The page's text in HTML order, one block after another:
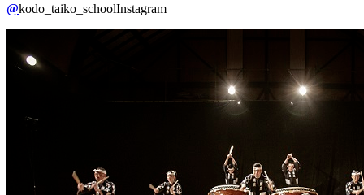
@kodo_taiko_schoolInstagram